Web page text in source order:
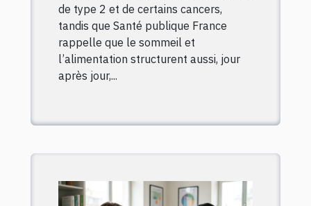
de type 2 et de certains cancers,
tandis que Santé publique France
rappelle que le sommeil et
l’alimentation structurent aussi, jour
après jour,...